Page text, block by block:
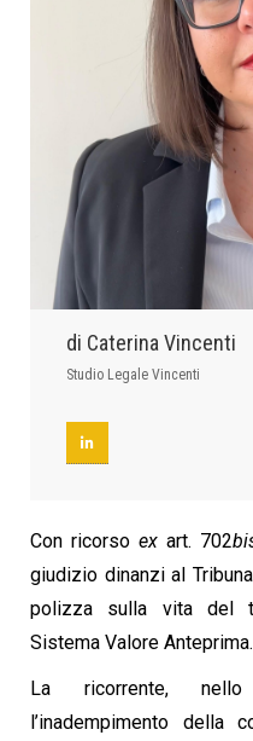
di Caterina Vincenti
Studio Legale Vincenti
Con ricorso ex art. 702
giudizio dinanzi al
polizza sulla vita
Sistema Valore Anteprima.
La ricorrente,
l’inadempimento della